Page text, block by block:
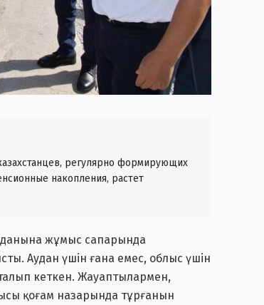
регулярно формирующих
накопления, растет
жұмыс сапарында
Аудан үшін ғана емес, облыс үшін
кеткен. Жауаптылармен,
қоғам назарында тұрғанын